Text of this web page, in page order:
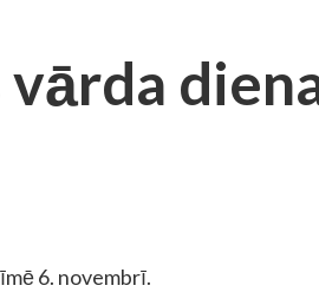
6. novembrī.